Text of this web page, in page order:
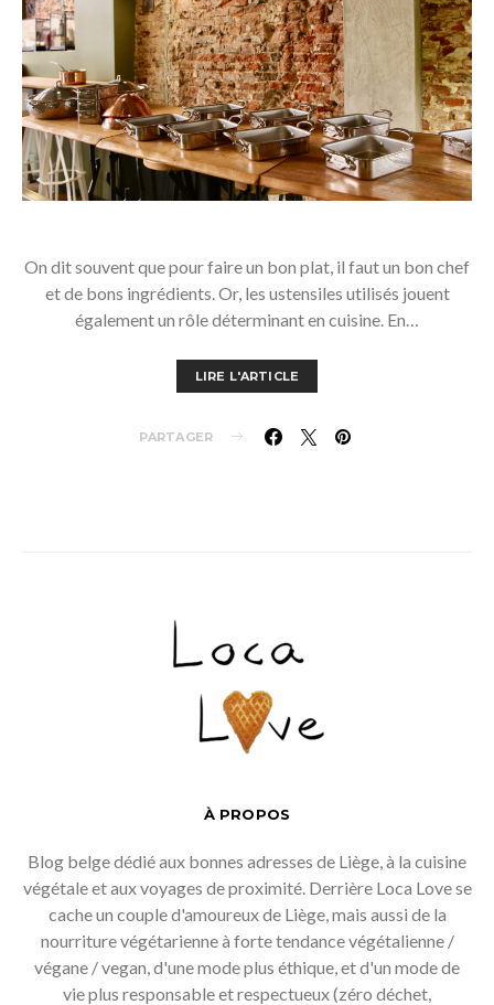
On dit souvent que pour faire un bon plat, il faut un bon chef
et de bons ingrédients. Or, les ustensiles utilisés jouent
également un rôle déterminant en cuisine. En…
LIRE L'ARTICLE
PARTAGER
À PROPOS
Blog belge dédié aux bonnes adresses de Liège, à la cuisine
végétale et aux voyages de proximité. Derrière Loca Love se
cache un couple d'amoureux de Liège, mais aussi de la
nourriture végétarienne à forte tendance végétalienne /
végane / vegan, d'une mode plus éthique, et d'un mode de
vie plus responsable et respectueux (zéro déchet,